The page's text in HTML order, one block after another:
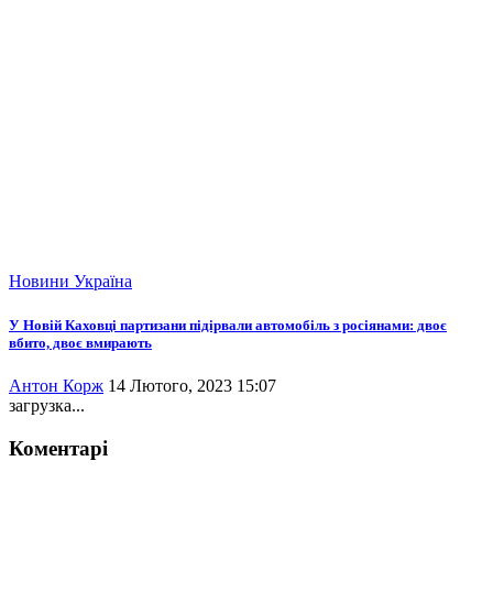
Новини Україна
У Новій Каховці партизани підірвали автомобіль з росіянами: двоє
вбито, двоє вмирають
Антон Корж 14 Лютого, 2023 15:07
загрузка...
Коментарі